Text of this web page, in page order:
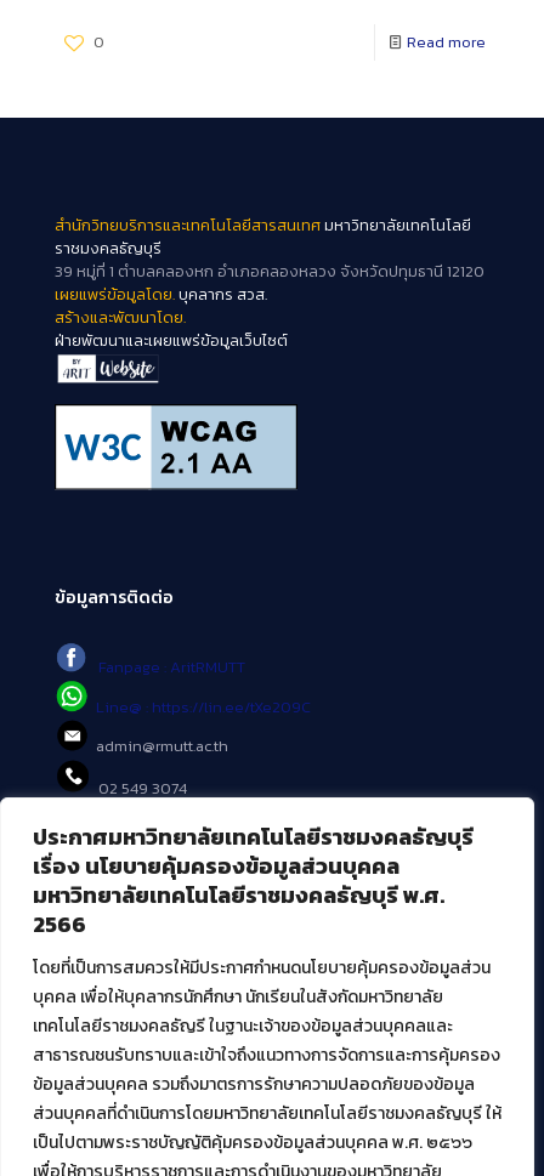
ประกาศมหาวิทยาลัยเทคโนโลยีราชมงคลธัญบุรี
เรื่อง นโยบายคุ้มครองข้อมูลส่วนบุคคล
มหาวิทยาลัยเทคโนโลยีราชมงคลธัญบุรี พ.ศ.
2566
โดยที่เป็นการสมควรให้มีประกาศกำหนดนโยบายคุ้มครองข้อมูลส่วน
บุคคล เพื่อให้บุคลากรนักศึกษา นักเรียนในสังกัดมหาวิทยาลัย
เทคโนโลยีราชมงคลธัญรี ในฐานะเจ้าของข้อมูลส่วนบุคคลและ
สาธารณชนรับทราบและเข้าใจถึงแนวทางการจัดการและการคุ้มครอง
ข้อมูลส่วนบุคคล รวมถึงมาตรการรักษาความปลอดภัยของข้อมูล
ส่วนบุคคลที่ดำเนินการโดยมหาวิทยาลัยเทคโนโลยีราชมงคลธัญบุรี ให้
เป็นไปตามพระราชบัญญัติคุ้มครองข้อมูลส่วนบุคคล พ.ศ. ๒๕๖๖
0 Read more
สำนักวิทยบริการและเทคโนโลยีสารสนเทศมหาวิทยาลัยเทคโนโลยี
ราชมงคลธัญบุรี
39 หมู่ที่ 1 ตำบลคลองหก อำเภอคลองหลวง จังหวัดปทุมธานี 12120
เผยแพร่ข้อมูลโดย.บุคลากร สวส.
สร้างและพัฒนาโดย.
ฝ่ายพัฒนาและเผยแพร่ข้อมูลเว็บไซต์
ข้อมูลการติดต่อ
Fanpage : AritRMUTT
Line@ : https://lin.ee/tXe209C
admin@rmutt.ac.th
02 549 3074
บริการอื่นๆ ของ สวส.
ศูนย์สื่อดิจิทัล
ศูนย์นวัตกรรมและความรู้
สมัยใหม่ (MoSeC)
งานบริการวิชาการให้กับหน่วยงานภายนอก
โครงการส่งเสริมและพัฒนาผู้ประกอบการ SME โดย. มทร.ธัญบุรี
กิจกรรมการเชื่อมโยงเครือข่ายผู้ให้บริการเครื่องจักรกลทางการ
เกษตร ภายใต้โครงการส่งเสริมการรแปรรูปสินค้าเกษตรระดับชุมชน